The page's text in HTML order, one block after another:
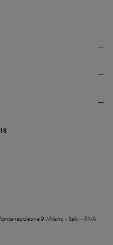
Milano - Italy - P.IVA